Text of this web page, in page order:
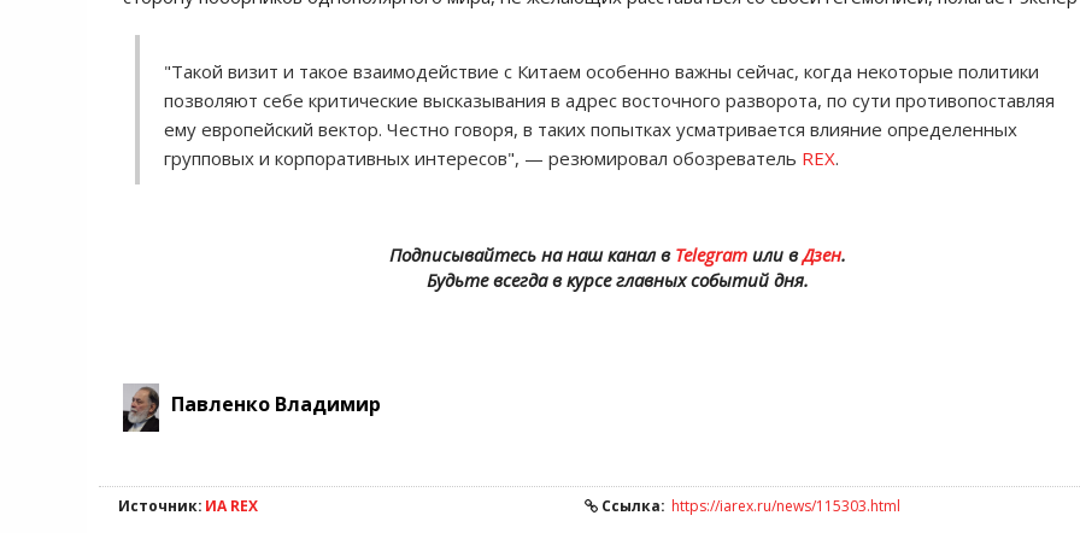
"Такой визит и такое взаимодействие с Китаем особенно важны сейчас, когда некоторые политики
позволяют себе критические высказывания в адрес восточного разворота, по сути противопоставляя
ему европейский вектор. Честно говоря, в таких попытках усматривается влияние определенных
групповых и корпоративных интересов", — резюмировал обозреватель REX.
Подписывайтесь на наш канал в Telegramили вДзен.
Будьте всегда в курсе главных событий дня.
Павленко Владимир
Источник: ИА REX Ссылка: https://iarex.ru/news/115303.html